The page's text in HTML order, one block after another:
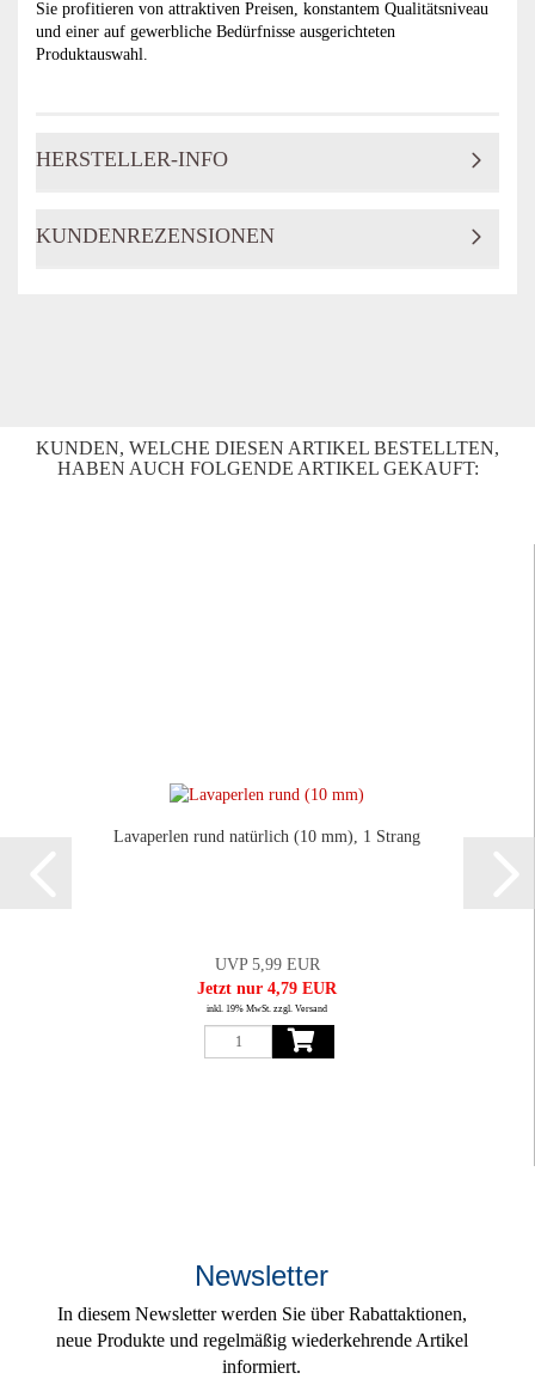
Sie profitieren von attraktiven Preisen, konstantem Qualitätsniveau
und einer auf gewerbliche Bedürfnisse ausgerichteten
Produktauswahl.
HERSTELLER-INFO
KUNDENREZENSIONEN
KUNDEN, WELCHE DIESEN ARTIKEL BESTELLTEN,
HABEN AUCH FOLGENDE ARTIKEL GEKAUFT:
Lavaperlen rund natürlich (10 mm), 1 Strang
UVP 5,99 EUR
Jetzt nur 4,79 EUR
inkl. 19% MwSt. zzgl. Versand
Newsletter
In diesem Newsletter werden Sie über Rabattaktionen,
neue Produkte und regelmäßig wiederkehrende Artikel
informiert.